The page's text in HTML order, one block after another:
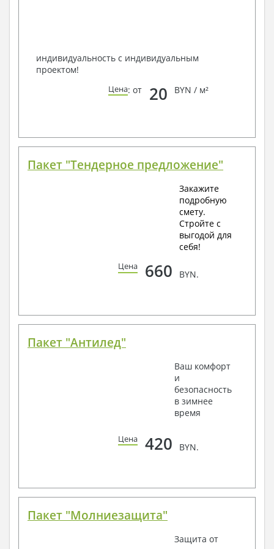
индивидуальность с индивидуальным
проектом!
Цена: от 20 BYN / м²
Пакет "Тендерное предложение"
Закажите
подробную
смету.
Стройте с
выгодой для
себя!
Цена 660 BYN.
Пакет "Антилед"
Ваш комфорт
и
безопасность
в зимнее
время
Цена 420 BYN.
Пакет "Молниезащита"
Защита от